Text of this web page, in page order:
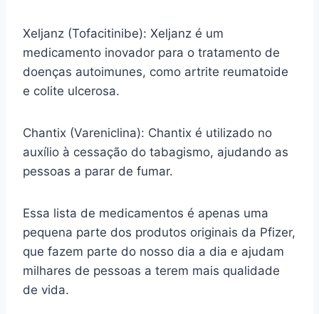
Xeljanz (Tofacitinibe): Xeljanz é um
medicamento inovador para o tratamento de
doenças autoimunes, como artrite reumatoide
e colite ulcerosa.
Chantix (Vareniclina): Chantix é utilizado no
auxílio à cessação do tabagismo, ajudando as
pessoas a parar de fumar.
Essa lista de medicamentos é apenas uma
pequena parte dos produtos originais da Pfizer,
que fazem parte do nosso dia a dia e ajudam
milhares de pessoas a terem mais qualidade
de vida.